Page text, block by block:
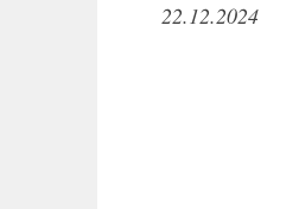
22.12.2024